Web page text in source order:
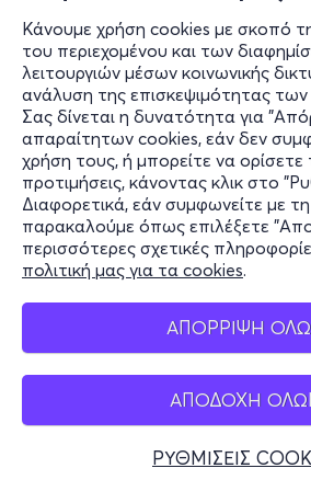
Κάνουμε χρήση cookies με σκοπό
του περιεχομένου και των
λειτουργιών μέσων κοινωνικής
ανάλυση της επισκεψιμότητας
Σας δίνεται η δυνατότητα για
απαραίτητων cookies, εάν δεν
χρήση τους, ή μπορείτε να ορίσετε
προτιμήσεις, κάνοντας κλικ στο
Διαφορετικά, εάν συμφωνείτε με
παρακαλούμε όπως επιλέξετε
περισσότερες σχετικές
πολιτική μας για τα cookies.
ΑΠΟΡΡΙΨΗ
ΑΠΟΔΟΧΗ
ΡΥΘΜΙΣΕΙΣ
20€
Εισιτήρια
Παρ 21/8
18:30
Ο Πλανήτης μας είναι το
Λεωφ. Μεσογείων
Teleport -
20€
Εισιτήρια